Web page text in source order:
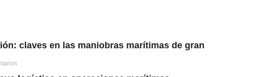
claves en las maniobras marítimas de gran